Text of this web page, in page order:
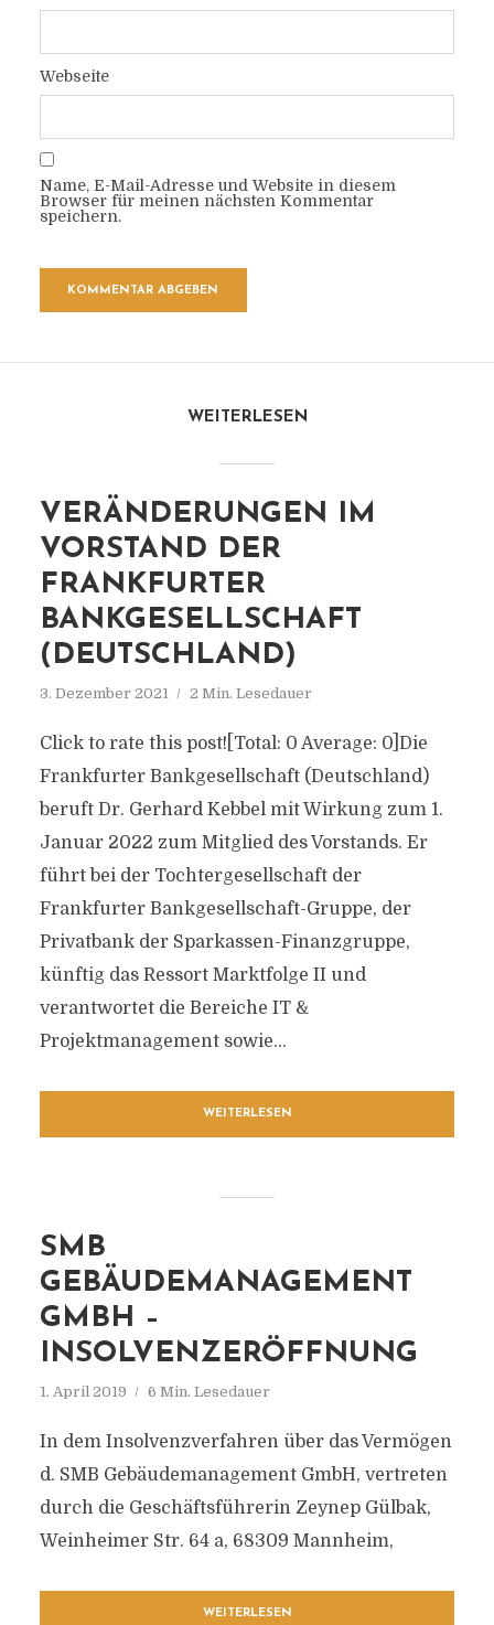
Webseite
Name, E-Mail-Adresse und Website in diesem
Browser für meinen nächsten Kommentar
speichern.
WEITERLESEN
VERÄNDERUNGEN IM
VORSTAND DER
FRANKFURTER
BANKGESELLSCHAFT
(DEUTSCHLAND)
3. Dezember 2021 2 Min. Lesedauer
Click to rate this post![Total: 0 Average: 0]Die
Frankfurter Bankgesellschaft (Deutschland)
beruft Dr. Gerhard Kebbel mit Wirkung zum 1.
Januar 2022 zum Mitglied des Vorstands. Er
führt bei der Tochtergesellschaft der
Frankfurter Bankgesellschaft-Gruppe, der
Privatbank der Sparkassen-Finanzgruppe,
künftig das Ressort Marktfolge II und
verantwortet die Bereiche IT &
Projektmanagement sowie...
WEITERLESEN
SMB
GEBÄUDEMANAGEMENT
GMBH –
INSOLVENZERÖFFNUNG
1. April 2019 6 Min. Lesedauer
In dem Insolvenzverfahren über das Vermögen
d. SMB Gebäudemanagement GmbH, vertreten
durch die Geschäftsführerin Zeynep Gülbak,
Weinheimer Str. 64 a, 68309 Mannheim,
WEITERLESEN